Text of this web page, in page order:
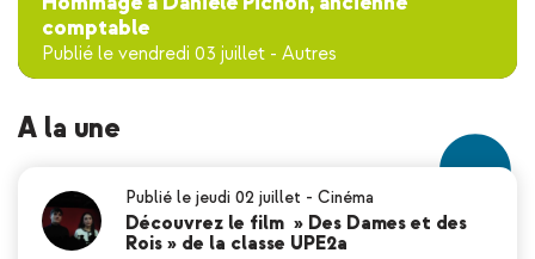
comptable
Publié le vendredi 03 juillet - Autres
A la une
Publié le jeudi 02 juillet - Cinéma
Découvrez le film » Des Dames et des
Rois » de la classe UPE2a